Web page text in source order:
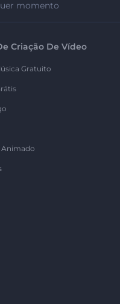
momento
Criação De Vídeo
Gratuito
Animado